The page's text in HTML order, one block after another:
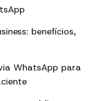
benefícios,
WhatsApp para